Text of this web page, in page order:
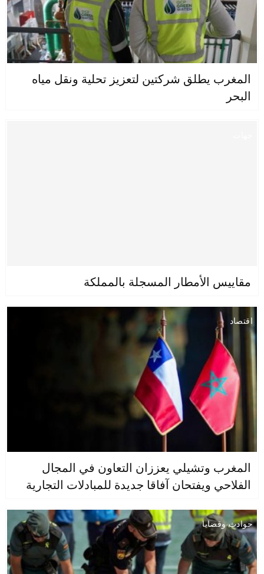
المغرب يطلق شركتين لتعزيز تحلية ونقل مياه
البحر
مقاييس الأمطار المسجلة بالمملكة
اقتصاد
المغرب وتشيلي يعززان التعاون في المجال
الفلاحي ويفتحان آفاقا جديدة للمبادلات التجارية
حوادث وقضايا